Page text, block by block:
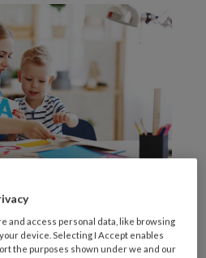
and access personal data, like browsing
device. Selecting I Accept enables
the purposes shown under we and our